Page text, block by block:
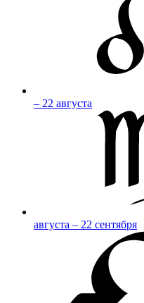
– 22 августа
августа – 22 сентября